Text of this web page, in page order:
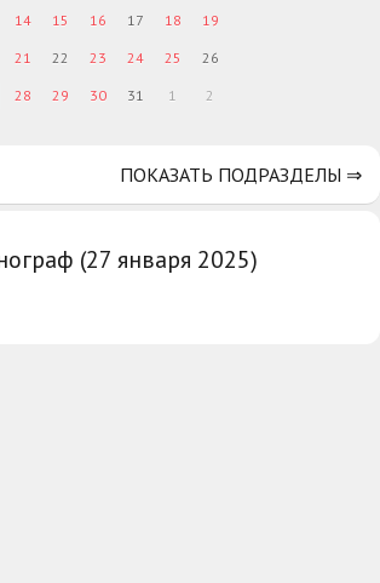
(27 января 2025)
14 15 16 17 18 19
21 22 23 24 25 26
28 29 30 31 1 2
ПОКАЗАТЬ ПОДРАЗДЕЛЫ ⇒